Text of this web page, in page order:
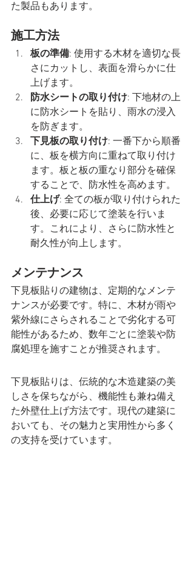
た製品もあります。
施工方法
板の準備: 使用する木材を適切な長
さにカットし、表面を滑らかに仕
上げます。
防水シートの取り付け: 下地材の上
に防水シートを貼り、雨水の浸入
を防ぎます。
下見板の取り付け: 一番下から順番
に、板を横方向に重ねて取り付け
ます。板と板の重なり部分を確保
することで、防水性を高めます。
仕上げ: 全ての板が取り付けられた
後、必要に応じて塗装を行いま
す。これにより、さらに防水性と
耐久性が向上します。
メンテナンス
下見板貼りの建物は、定期的なメンテ
ナンスが必要です。特に、木材が雨や
紫外線にさらされることで劣化する可
能性があるため、数年ごとに塗装や防
腐処理を施すことが推奨されます。
下見板貼りは、伝統的な木造建築の美
しさを保ちながら、機能性も兼ね備え
た外壁仕上げ方法です。現代の建築に
おいても、その魅力と実用性から多く
の支持を受けています。